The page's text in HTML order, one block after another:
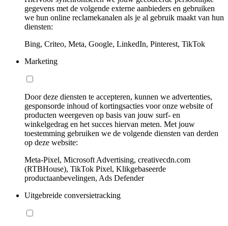
gegevens met de volgende externe aanbieders en gebruiken
we hun online reclamekanalen als je al gebruik maakt van hun
diensten:
Bing, Criteo, Meta, Google, LinkedIn, Pinterest, TikTok
Marketing
Door deze diensten te accepteren, kunnen we advertenties,
gesponsorde inhoud of kortingsacties voor onze website of
producten weergeven op basis van jouw surf- en
winkelgedrag en het succes hiervan meten. Met jouw
toestemming gebruiken we de volgende diensten van derden
op deze website:
Meta-Pixel, Microsoft Advertising, creativecdn.com
(RTBHouse), TikTok Pixel, Klikgebaseerde
productaanbevelingen, Ads Defender
Uitgebreide conversietracking